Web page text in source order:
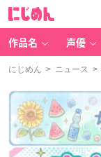
作品名 声優
にじめん > ニュース >